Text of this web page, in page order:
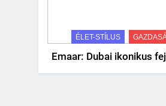
ÉLET-STÍLUS
Emaar: Dubai ikonikus